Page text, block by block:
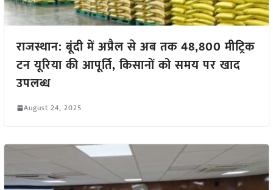
राजस्थान: बूंदी में अप्रैल से अब तक 48,800 मीट्रिक
टन यूरिया की आपूर्ति, किसानों को समय पर खाद
उपलब्ध
August 24, 2025